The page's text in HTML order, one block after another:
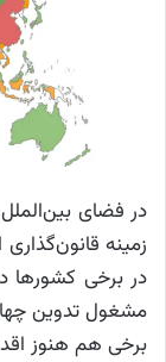
در فضای
زمینه
در برخی کشورها
مشغول تدوین
برخی هم هنوز